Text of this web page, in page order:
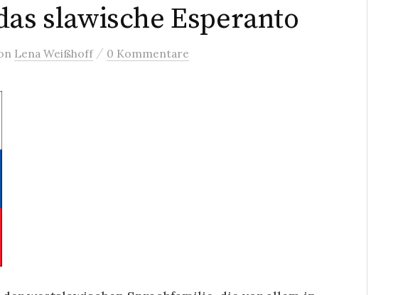
slawische Esperanto
Lena Weißhoff / 0 Kommentare